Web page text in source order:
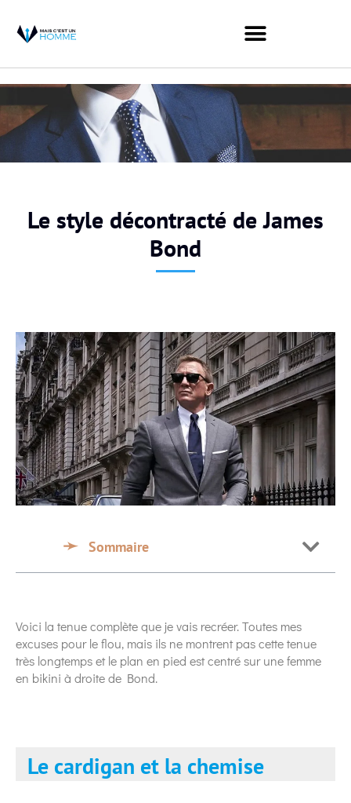
Le style décontracté de James
Bond
Sommaire
Voici la tenue complète que je vais recréer. Toutes mes
excuses pour le flou, mais ils ne montrent pas cette tenue
très longtemps et le plan en pied est centré sur une femme
en bikini à droite de Bond.
Le cardigan et la chemise